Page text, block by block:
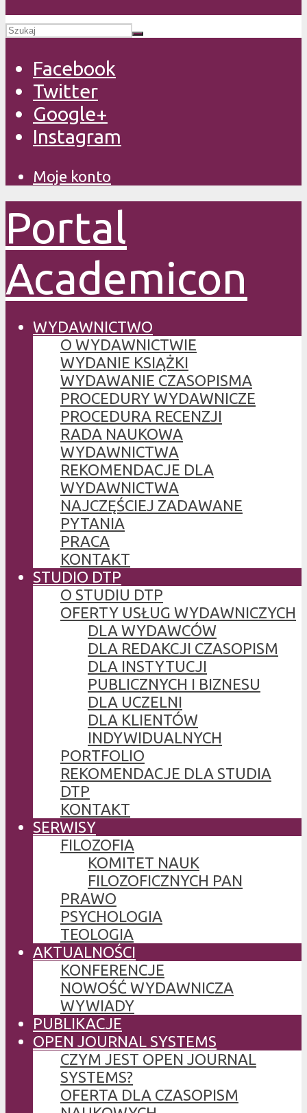
Facebook
Twitter
Google+
Instagram
Moje konto
Portal
Academicon
WYDAWNICTWO
O WYDAWNICTWIE
WYDANIE KSIĄŻKI
WYDAWANIE CZASOPISMA
PROCEDURY WYDAWNICZE
PROCEDURA RECENZJI
RADA NAUKOWA
WYDAWNICTWA
REKOMENDACJE DLA
WYDAWNICTWA
NAJCZĘŚCIEJ ZADAWANE
PYTANIA
PRACA
KONTAKT
STUDIO DTP
O STUDIU DTP
OFERTY USŁUG WYDAWNICZYCH
DLA WYDAWCÓW
DLA REDAKCJI CZASOPISM
DLA INSTYTUCJI
PUBLICZNYCH I BIZNESU
DLA UCZELNI
DLA KLIENTÓW
INDYWIDUALNYCH
PORTFOLIO
REKOMENDACJE DLA STUDIA
DTP
KONTAKT
SERWISY
FILOZOFIA
KOMITET NAUK
FILOZOFICZNYCH PAN
PRAWO
PSYCHOLOGIA
TEOLOGIA
AKTUALNOŚCI
KONFERENCJE
NOWOŚĆ WYDAWNICZA
WYWIADY
PUBLIKACJE
OPEN JOURNAL SYSTEMS
CZYM JEST OPEN JOURNAL
SYSTEMS?
OFERTA DLA CZASOPISM